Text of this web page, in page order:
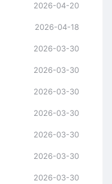
2026-04-20
2026-04-18
2026-03-30
2026-03-30
2026-03-30
2026-03-30
2026-03-30
2026-03-30
2026-03-30